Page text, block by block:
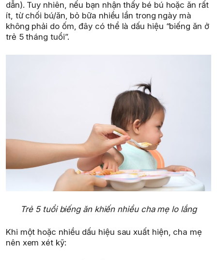
dẫn). Tuy nhiên, nếu bạn nhận thấy bé bú hoặc ăn rất
ít, từ chối bú/ăn, bỏ bữa nhiều lần trong ngày mà
không phải do ốm, đây có thể là dấu hiệu “biếng ăn ở
trẻ 5 tháng tuổi”.
Trẻ 5 tuổi biếng ăn khiến nhiều cha mẹ lo lắng
Khi một hoặc nhiều dấu hiệu sau xuất hiện, cha mẹ
nên xem xét kỹ: